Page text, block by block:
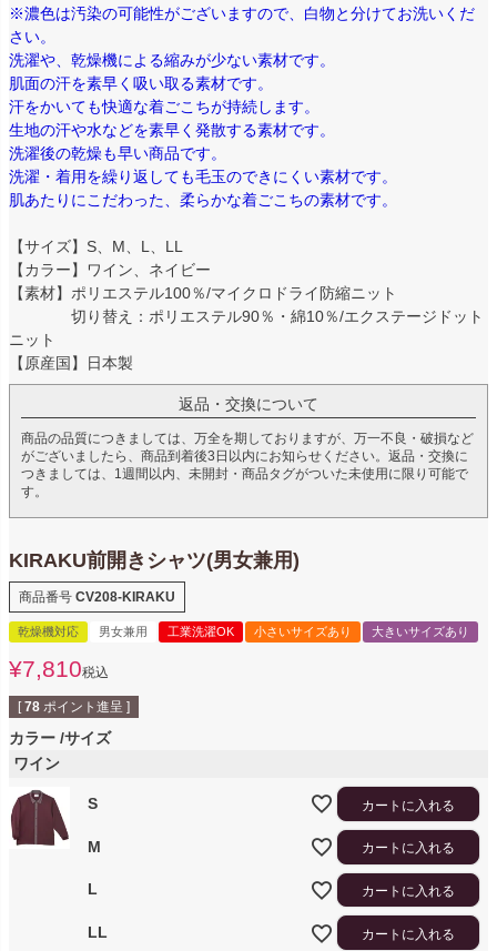
※濃色は汚染の可能性がございますので、白物と分けてお洗いくだ
さい。
洗濯や、乾燥機による縮みが少ない素材です。
肌面の汗を素早く吸い取る素材です。
汗をかいても快適な着ごこちが持続します。
生地の汗や水などを素早く発散する素材です。
洗濯後の乾燥も早い商品です。
洗濯・着用を繰り返しても毛玉のできにくい素材です。
肌あたりにこだわった、柔らかな着ごこちの素材です。
【サイズ】S、M、L、LL
【カラー】ワイン、ネイビー
【素材】ポリエステル100％/マイクロドライ防縮ニット
切り替え：ポリエステル90％・綿10％/エクステージドット
ニット
【原産国】日本製
返品・交換について
商品の品質につきましては、万全を期しておりますが、万一不良・破損など
がございましたら、商品到着後3日以内にお知らせください。返品・交換に
つきましては、1週間以内、未開封・商品タグがついた未使用に限り可能で
す。
KIRAKU前開きシャツ(男女兼用)
商品番号 CV208-KIRAKU
乾燥機対応 男女兼用 工業洗濯OK 小さいサイズあり 大きいサイズあり
¥7,810税込
[ 78 ポイント進呈 ]
カラー サイズ
ワイン
S カートに入れる
M カートに入れる
L カートに入れる
LL カートに入れる